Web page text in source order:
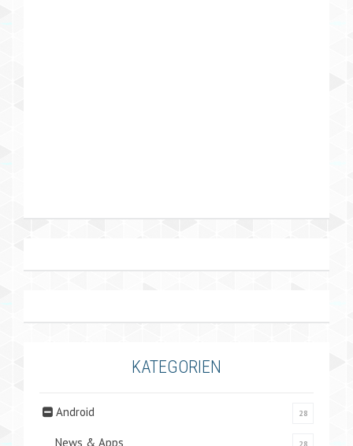
KATEGORIEN
Android 28
News & Apps